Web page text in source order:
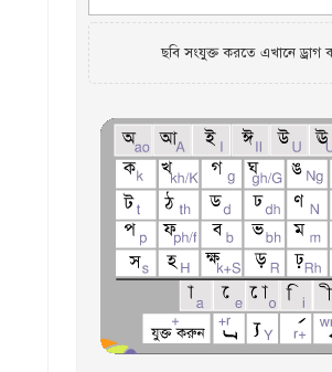
ছবি সংযুক্ত করতে এখানে